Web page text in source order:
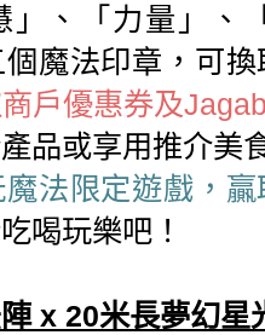
」、「力量」、
魔法印章，可換
戶優惠券及
品或享用推介美
法限定遊戲，
喝玩樂吧！
x 20米長夢幻星